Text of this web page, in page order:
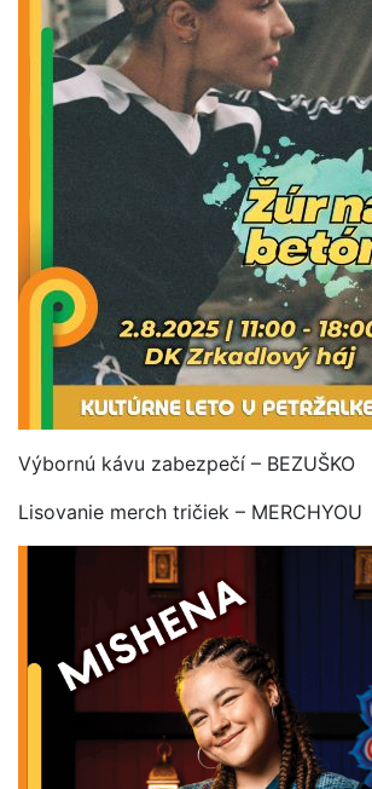
Výbornú kávu zabezpečí – BEZUŠKO
Lisovanie merch tričiek – MERCHYOU